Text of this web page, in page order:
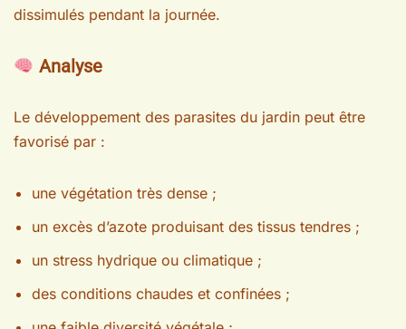
dissimulés pendant la journée.
Analyse
Le développement des parasites du jardin peut être
favorisé par :
une végétation très dense ;
un excès d’azote produisant des tissus tendres ;
un stress hydrique ou climatique ;
des conditions chaudes et confinées ;